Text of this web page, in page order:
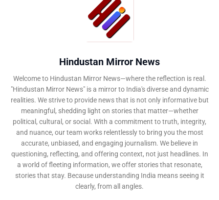
Hindustan Mirror News
Welcome to Hindustan Mirror News—where the reflection is real.
"Hindustan Mirror News" is a mirror to India's diverse and dynamic
realities. We strive to provide news that is not only informative but
meaningful, shedding light on stories that matter—whether
political, cultural, or social. With a commitment to truth, integrity,
and nuance, our team works relentlessly to bring you the most
accurate, unbiased, and engaging journalism. We believe in
questioning, reflecting, and offering context, not just headlines. In
a world of fleeting information, we offer stories that resonate,
stories that stay. Because understanding India means seeing it
clearly, from all angles.